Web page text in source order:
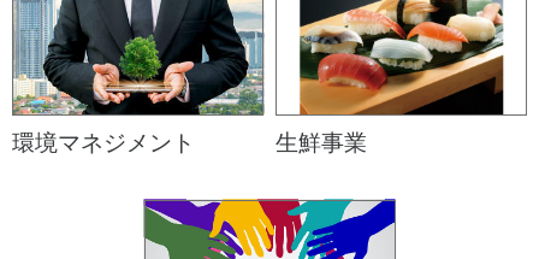
環境マネジメント 生鮮事業